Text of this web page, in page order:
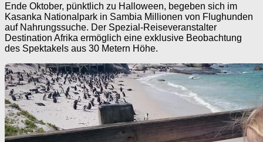
Ende Oktober, pünktlich zu Halloween, begeben sich im
Kasanka Nationalpark in Sambia Millionen von Flughunden
auf Nahrungssuche. Der Spezial-Reiseveranstalter
Destination Afrika ermöglich eine exklusive Beobachtung
des Spektakels aus 30 Metern Höhe.